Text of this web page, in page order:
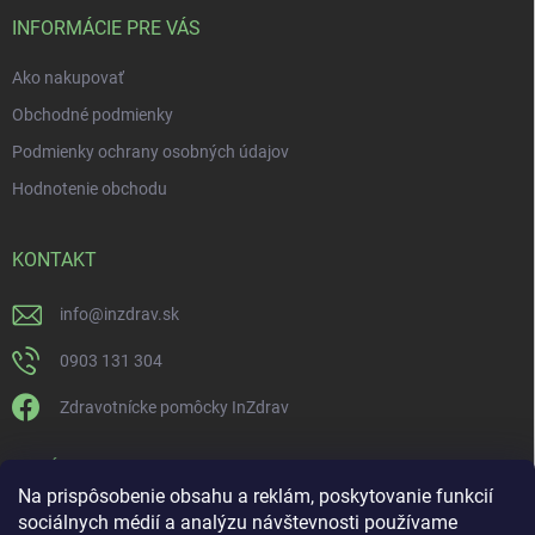
Na prispôsobenie obsahu a reklám, poskytovanie funkcií
sociálnych médií a analýzu návštevnosti používame
INFORMÁCIE PRE VÁS
Ako nakupovať
Obchodné podmienky
Podmienky ochrany osobných údajov
Hodnotenie obchodu
KONTAKT
info@inzdrav.sk
0903 131 304
Zdravotnícke pomôcky InZdrav